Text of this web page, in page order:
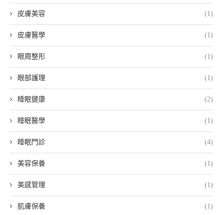
皮膚美容 (1)
皮膚醫學 (1)
眼周整形 (1)
眼部護理 (1)
睡眠健康 (2)
睡眠醫學 (1)
睡眠門診 (4)
美容保養 (1)
美感管理 (1)
肌膚保養 (1)